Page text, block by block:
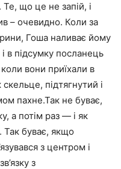
що це не запій, і
– очевидно. Коли за
Гоша наливає йому
в підсумку посланець
вони приїхали в
підтягнутий і
пахне.Так не буває,
а потім раз — і як
Так буває, якщо
з центром і
з